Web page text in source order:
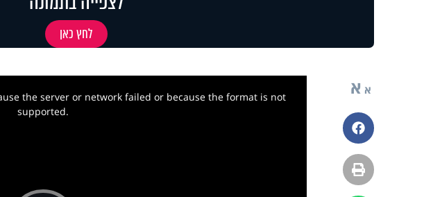
לחץ כאן
א א
פייסבוק
הדפסה
the server or network failed or because the format is not
supported.